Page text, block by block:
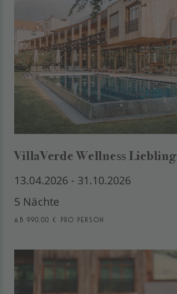
VillaVerde Wellness Liebling
13.04.2026 - 31.10.2026
5 Nächte
ab 990,00 € pro Person